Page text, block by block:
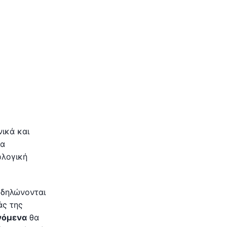
και
της
θα